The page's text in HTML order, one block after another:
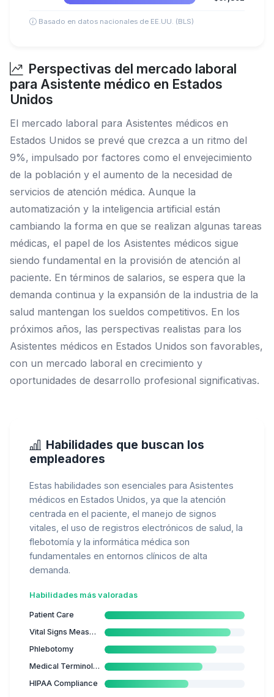
Basado en datos nacionales de EE.UU. (BLS)
Perspectivas del mercado laboral
para Asistente médico en Estados
Unidos
El mercado laboral para Asistentes médicos en
Estados Unidos se prevé que crezca a un ritmo del
9%, impulsado por factores como el envejecimiento
de la población y el aumento de la necesidad de
servicios de atención médica. Aunque la
automatización y la inteligencia artificial están
cambiando la forma en que se realizan algunas tareas
médicas, el papel de los Asistentes médicos sigue
siendo fundamental en la provisión de atención al
paciente. En términos de salarios, se espera que la
demanda continua y la expansión de la industria de la
salud mantengan los sueldos competitivos. En los
próximos años, las perspectivas realistas para los
Asistentes médicos en Estados Unidos son favorables,
con un mercado laboral en crecimiento y
oportunidades de desarrollo profesional significativas.
Habilidades que buscan los
empleadores
Estas habilidades son esenciales para Asistentes
médicos en Estados Unidos, ya que la atención
centrada en el paciente, el manejo de signos
vitales, el uso de registros electrónicos de salud, la
flebotomía y la informática médica son
fundamentales en entornos clínicos de alta
demanda.
Habilidades más valoradas
Patient Care
Vital Signs Measurement
Phlebotomy
Medical Terminology
HIPAA Compliance